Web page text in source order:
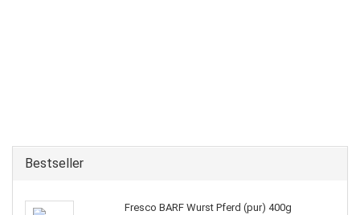
Bestseller
Fresco BARF Wurst Pferd (pur) 400g